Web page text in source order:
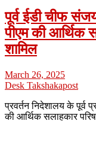
पूर्व ईडी चीफ
पीएम की आर्थिक
शामिल
March 26, 2025
Desk Takshakapost
प्रवर्तन निदेशालय के पूर्व
की आर्थिक सलाहकार